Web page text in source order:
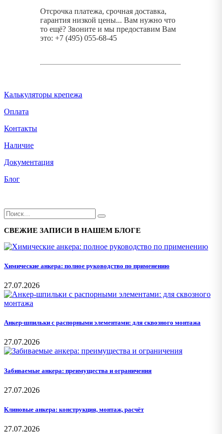
Отсрочка платежа, срочная доставка,
гарантия низкой цены... Вам нужно что
то ещё? Звоните и мы предоставим Вам
это: +7 (495) 055-68-45
Калькуляторы крепежа
Оплата
Контакты
Наличие
Документация
Блог
СВЕЖИЕ ЗАПИСИ В НАШЕМ БЛОГЕ
Химические анкера: полное руководство по применению
27.07.2026
Анкер-шпильки с распорными элементами: для сквозного монтажа
27.07.2026
Забиваемые анкера: преимущества и ограничения
27.07.2026
Клиновые анкера: конструкция, монтаж, расчёт
27.07.2026